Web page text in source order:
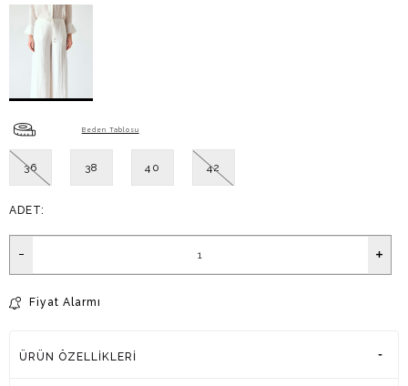
Beden Tablosu
36 38 40 42
ADET:
Fiyat Alarmı
ÜRÜN ÖZELLIKLERI